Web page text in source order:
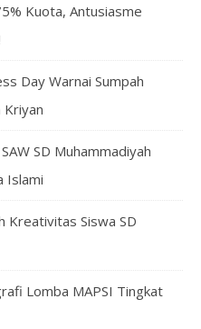
Kuota, Antusiasme
Day Warnai Sumpah
Kriyan
SD Muhammadiyah
Islami
Kreativitas Siswa SD
Lomba MAPSI Tingkat